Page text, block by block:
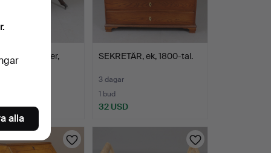
trä, läder,
SEKRETÄR, ek, 1800-tal.
3 dagar
1 bud
32 USD
alla